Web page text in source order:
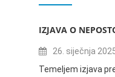
IZJAVA O
26. siječnja
Temeljem izjava